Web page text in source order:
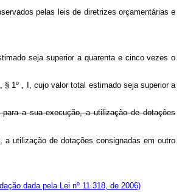
pelas leis de diretrizes orçamentárias e
seja superior a quarenta e cinco vezes o
§ 1º , I, cujo valor total estimado seja superior a
a sua execução, a utilização de dotações
utilização de dotações consignadas em outro
dada pela Lei nº 11.318, de 2006)